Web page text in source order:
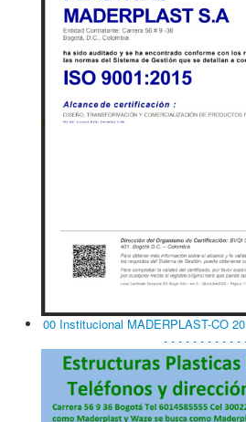
00 Institucional MADERPLAST-CO
- - - - - - - - - - -